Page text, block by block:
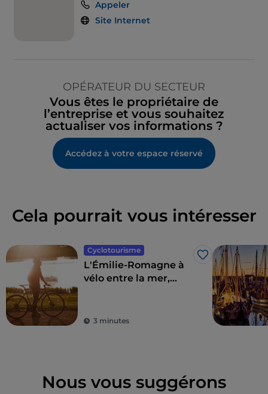
Appeler
Site Internet
OPÉRATEUR DU SECTEUR
Vous êtes le propriétaire de
l’entreprise et vous souhaitez
actualiser vos informations ?
Accédez à votre espace réservé
Cela pourrait vous intéresser
Cyclotourisme
J’aime
L'Émilie-Romagne à
vélo entre la mer,
3 minutes
Nous vous suggérons